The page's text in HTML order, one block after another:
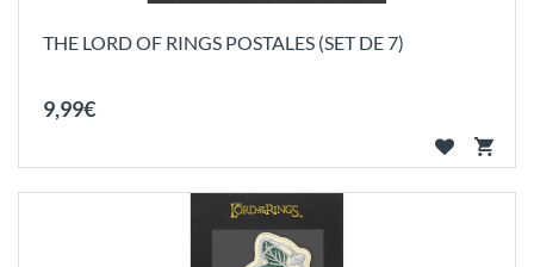
THE LORD OF RINGS POSTALES (SET DE 7)
9,99€